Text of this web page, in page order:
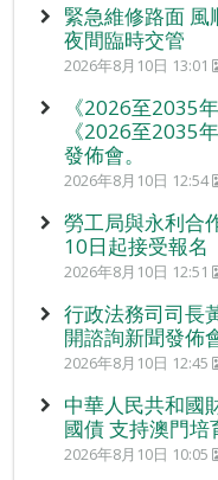
緊急維修路面
夜間臨時交管
2026年8月10日 13:01
《2026至2035
《2026至2035
發佈會。
2026年8月10日 12:54
勞工局與永利合
10日起接受報名
2026年8月10日 12:51
行政法務司司長
開諮詢新聞發佈
2026年8月10日 12:45
中華人民共和國
國債 支持澳門培
2026年8月10日 10:05